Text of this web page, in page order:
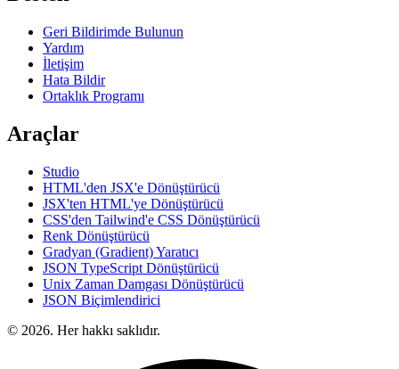
Geri Bildirimde Bulunun
Yardım
İletişim
Hata Bildir
Ortaklık Programı
Araçlar
Studio
HTML'den JSX'e Dönüştürücü
JSX'ten HTML'ye Dönüştürücü
CSS'den Tailwind'e CSS Dönüştürücü
Renk Dönüştürücü
Gradyan (Gradient) Yaratıcı
JSON TypeScript Dönüştürücü
Unix Zaman Damgası Dönüştürücü
JSON Biçimlendirici
© 2026. Her hakkı saklıdır.